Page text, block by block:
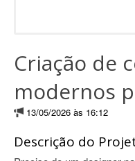
Criação de
modernos
13/05/2026 às 16:12
Descrição do